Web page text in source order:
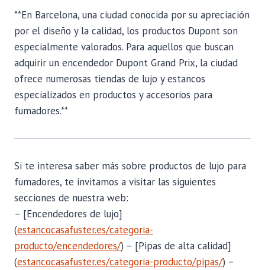
**En Barcelona, una ciudad conocida por su apreciación
por el diseño y la calidad, los productos Dupont son
especialmente valorados. Para aquellos que buscan
adquirir un encendedor Dupont Grand Prix, la ciudad
ofrece numerosas tiendas de lujo y estancos
especializados en productos y accesorios para
fumadores.**
Si te interesa saber más sobre productos de lujo para
fumadores, te invitamos a visitar las siguientes
secciones de nuestra web:
– [Encendedores de lujo]
(estancocasafuster.es/categoria-
producto/encendedores/) – [Pipas de alta calidad]
(estancocasafuster.es/categoria-producto/pipas/) –